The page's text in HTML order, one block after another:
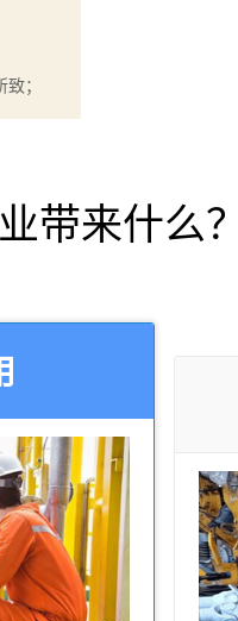
；
带来什么？